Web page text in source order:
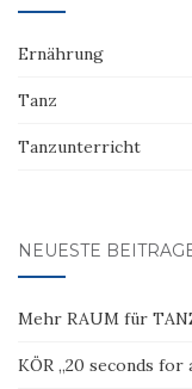
Ernährung
Tanz
Tanzunterricht
NEUESTE
Mehr RAUM für
KÖR „20 seconds for